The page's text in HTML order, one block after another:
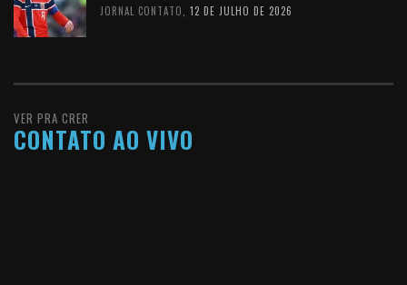
JORNAL CONTATO 12 DE JULHO DE 2026
VER PRA CRER
CONTATO AO VIVO